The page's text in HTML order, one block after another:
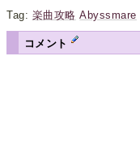
Tag: 楽曲攻略 Abyssmare
コメント